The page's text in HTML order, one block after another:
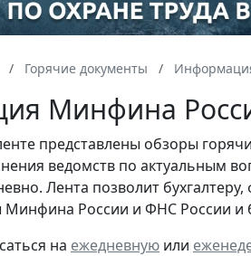
Горячие документы
Минфина
представлены обзоры
ведомств по актуальным
Лента позволит
России и ФНС России
на ежедневную или